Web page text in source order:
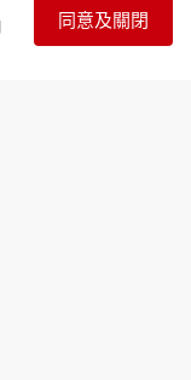
同意及關閉